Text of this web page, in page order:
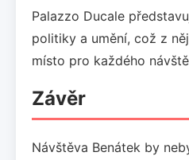
Palazzo Ducale
politiky a umění, což z
místo pro každého
Závěr
Návštěva Benátek by